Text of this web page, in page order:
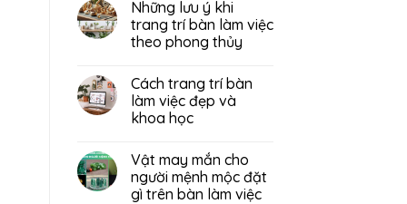
Những lưu ý khi
trang trí bàn làm việc
theo phong thủy
Cách trang trí bàn
làm việc đẹp và
khoa học
Vật may mắn cho
người mệnh mộc đặt
gì trên bàn làm việc